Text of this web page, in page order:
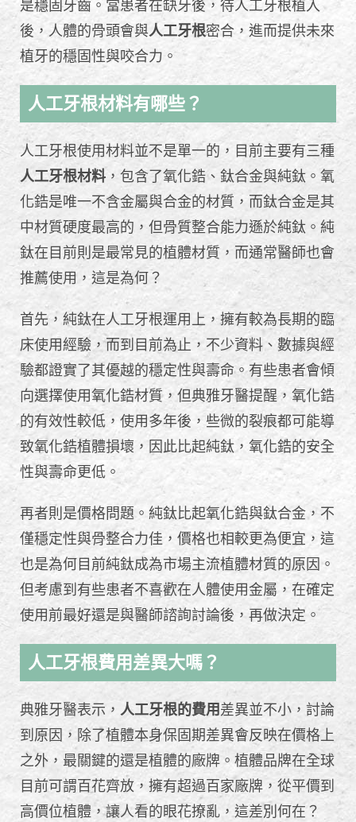
是穩固牙齒。當患者在缺牙後，待人工牙根植入
後，人體的骨頭會與人工牙根密合，進而提供未來
植牙的穩固性與咬合力。
人工牙根材料有哪些？
人工牙根使用材料並不是單一的，目前主要有三種
人工牙根材料，包含了氧化鋯、鈦合金與純鈦。氧
化鋯是唯一不含金屬與合金的材質，而鈦合金是其
中材質硬度最高的，但骨質整合能力遜於純鈦。純
鈦在目前則是最常見的植體材質，而通常醫師也會
推薦使用，這是為何？
首先，純鈦在人工牙根運用上，擁有較為長期的臨
床使用經驗，而到目前為止，不少資料、數據與經
驗都證實了其優越的穩定性與壽命。有些患者會傾
向選擇使用氧化鋯材質，但典雅牙醫提醒，氧化鋯
的有效性較低，使用多年後，些微的裂痕都可能導
致氧化鋯植體損壞，因此比起純鈦，氧化鋯的安全
性與壽命更低。
再者則是價格問題。純鈦比起氧化鋯與鈦合金，不
僅穩定性與骨整合力佳，價格也相較更為便宜，這
也是為何目前純鈦成為市場主流植體材質的原因。
但考慮到有些患者不喜歡在人體使用金屬，在確定
使用前最好還是與醫師諮詢討論後，再做決定。
人工牙根費用差異大嗎？
典雅牙醫表示， 人工牙根的費用差異並不小，討論
到原因，除了植體本身保固期差異會反映在價格上
之外，最關鍵的還是植體的廠牌。植體品牌在全球
目前可謂百花齊放，擁有超過百家廠牌，從平價到
高價位植體，讓人看的眼花撩亂，這差別何在？